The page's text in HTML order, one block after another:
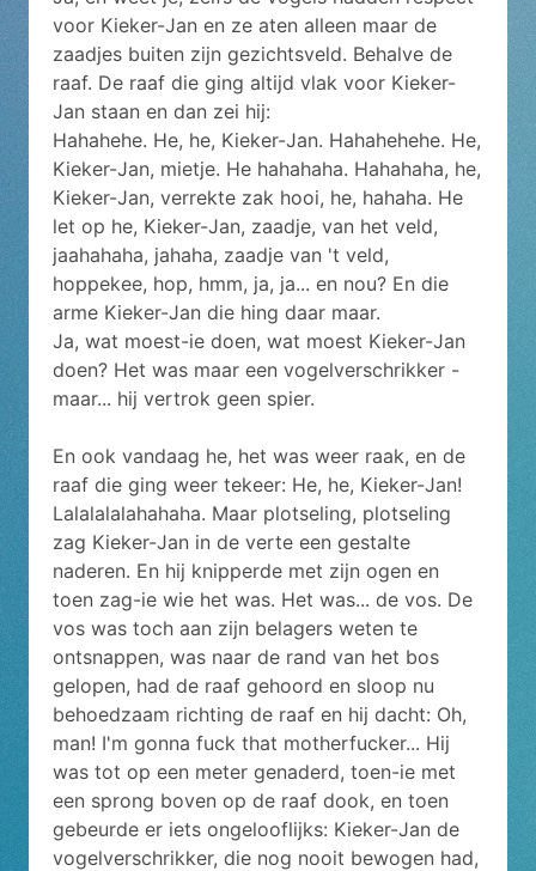
voor Kieker-Jan en ze aten alleen maar de
zaadjes buiten zijn gezichtsveld. Behalve de
raaf. De raaf die ging altijd vlak voor Kieker-
Jan staan en dan zei hij:
Hahahehe. He, he, Kieker-Jan. Hahahehehe. He,
Kieker-Jan, mietje. He hahahaha. Hahahaha, he,
Kieker-Jan, verrekte zak hooi, he, hahaha. He
let op he, Kieker-Jan, zaadje, van het veld,
jaahahaha, jahaha, zaadje van 't veld,
hoppekee, hop, hmm, ja, ja... en nou? En die
arme Kieker-Jan die hing daar maar.
Ja, wat moest-ie doen, wat moest Kieker-Jan
doen? Het was maar een vogelverschrikker -
maar... hij vertrok geen spier.
En ook vandaag he, het was weer raak, en de
raaf die ging weer tekeer: He, he, Kieker-Jan!
Lalalalalahahaha. Maar plotseling, plotseling
zag Kieker-Jan in de verte een gestalte
naderen. En hij knipperde met zijn ogen en
toen zag-ie wie het was. Het was... de vos. De
vos was toch aan zijn belagers weten te
ontsnappen, was naar de rand van het bos
gelopen, had de raaf gehoord en sloop nu
behoedzaam richting de raaf en hij dacht: Oh,
man! I'm gonna fuck that motherfucker... Hij
was tot op een meter genaderd, toen-ie met
een sprong boven op de raaf dook, en toen
gebeurde er iets ongelooflijks: Kieker-Jan de
vogelverschrikker, die nog nooit bewogen had,